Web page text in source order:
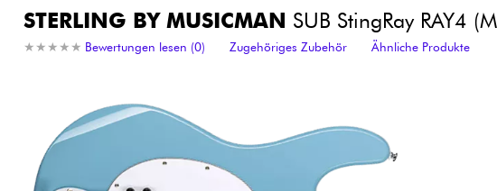
Synths & samplers
Licht
Violinen & Quartett
STERLING BY MUSICMAN SUB StingRay RAY4
★ ★ ★ ★ ★
★ ★ ★ ★ ★ Bewertungen lesen (0) Zugehöriges Zubehör Ähnliche Produkte